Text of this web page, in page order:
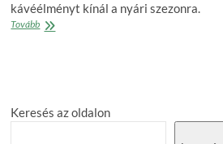
kávéélményt kínál a nyári szezonra.
TovábbKávé,
meg
a
Keresés az oldalon